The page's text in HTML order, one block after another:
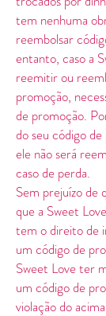
tem nenhuma
reembolsar
entanto, caso a
reemitir ou
promoção,
de promoção.
do seu código
ele não será
caso de perda.
Sem prejuízo de
que a Sweet
tem o direito de
um código de
Sweet Love ter
um código de
violação do